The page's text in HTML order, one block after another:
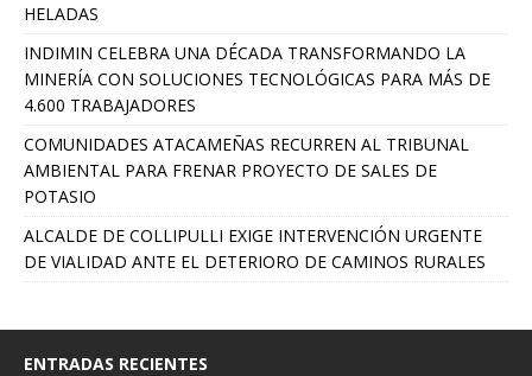
HELADAS
INDIMIN CELEBRA UNA DÉCADA TRANSFORMANDO LA
MINERÍA CON SOLUCIONES TECNOLÓGICAS PARA MÁS DE
4.600 TRABAJADORES
COMUNIDADES ATACAMEÑAS RECURREN AL TRIBUNAL
AMBIENTAL PARA FRENAR PROYECTO DE SALES DE
POTASIO
ALCALDE DE COLLIPULLI EXIGE INTERVENCIÓN URGENTE
DE VIALIDAD ANTE EL DETERIORO DE CAMINOS RURALES
ENTRADAS RECIENTES